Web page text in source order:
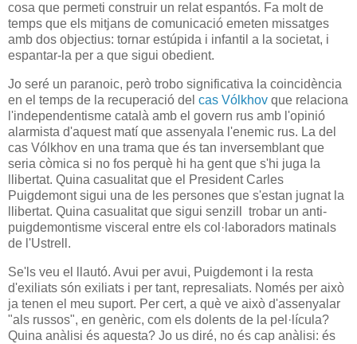
cosa que permeti construir un relat espantós. Fa molt de
temps que els mitjans de comunicació emeten missatges
amb dos objectius: tornar estúpida i infantil a la societat, i
espantar-la per a que sigui obedient.
Jo seré un paranoic, però trobo significativa la coincidència
en el temps de la recuperació del cas Vólkhov que relaciona
l'independentisme català amb el govern rus amb l'opinió
alarmista d'aquest matí que assenyala l'enemic rus. La del
cas Vólkhov en una trama que és tan inversemblant que
seria còmica si no fos perquè hi ha gent que s'hi juga la
llibertat. Quina casualitat que el President Carles
Puigdemont sigui una de les persones que s'estan jugnat la
llibertat. Quina casualitat que sigui senzill trobar un anti-
puigdemontisme visceral entre els col·laboradors matinals
de l'Ustrell.
Se'ls veu el llautó. Avui per avui, Puigdemont i la resta
d'exiliats són exiliats i per tant, represaliats. Només per això
ja tenen el meu suport. Per cert, a què ve això d'assenyalar
"als russos", en genèric, com els dolents de la pel·lícula?
Quina anàlisi és aquesta? Jo us diré, no és cap anàlisi: és